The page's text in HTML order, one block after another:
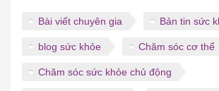
Bài viết chuyên gia Bản tin sức
blog sức khỏe Chăm sóc cơ thể
Chăm sóc sức khỏe chủ động